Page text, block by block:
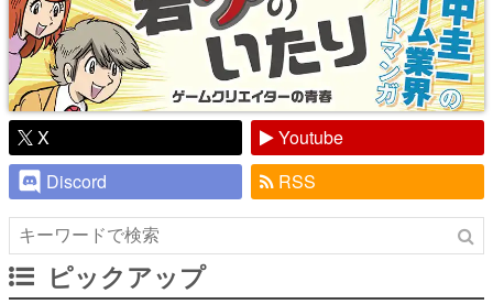
X
Youtube
Discord
RSS
ピックアップ